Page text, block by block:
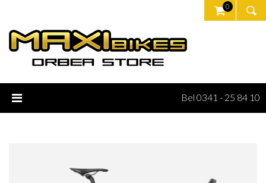
0
Bel 0341 - 25 84 10